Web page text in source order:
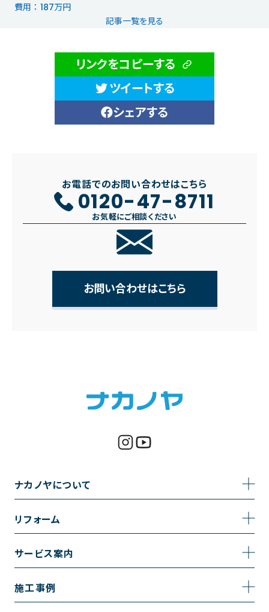
費用 ： 187万円
記事一覧を見る
リンクをコピーする
ツイートする
シェアする
お電話でのお問い合わせはこちら
0120-47-8711
お気軽にご相談ください
お問い合わせはこちら
ナカノヤについて
事業内容
採用情報
リフォーム
トイレのリフォーム
キッチンのリフォーム
サービス案内
サービスの流れ
施工事例